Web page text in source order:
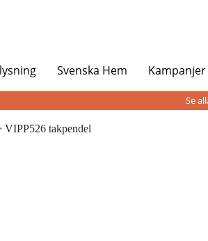
Svenska Hem Kampanjer
Se
VIPP526 takpendel